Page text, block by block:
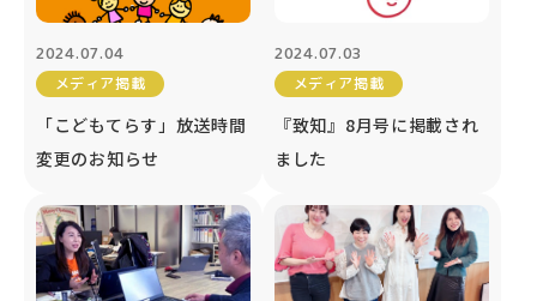
2024.07.04
メディア掲載
「こどもてらす」放送時間
変更のお知らせ
2024.07.03
メディア掲載
『致知』8月号に掲載され
ました